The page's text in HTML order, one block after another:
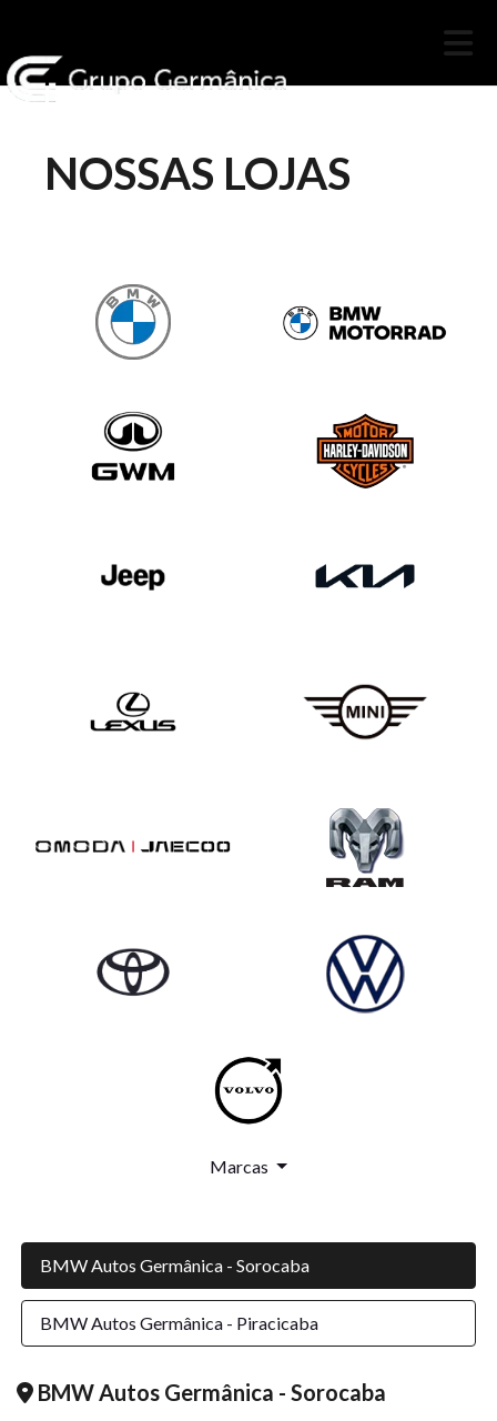
NOSSAS LOJAS
Marcas
BMW Autos Germânica - Sorocaba
BMW Autos Germânica - Piracicaba
BMW Autos Germânica - Sorocaba